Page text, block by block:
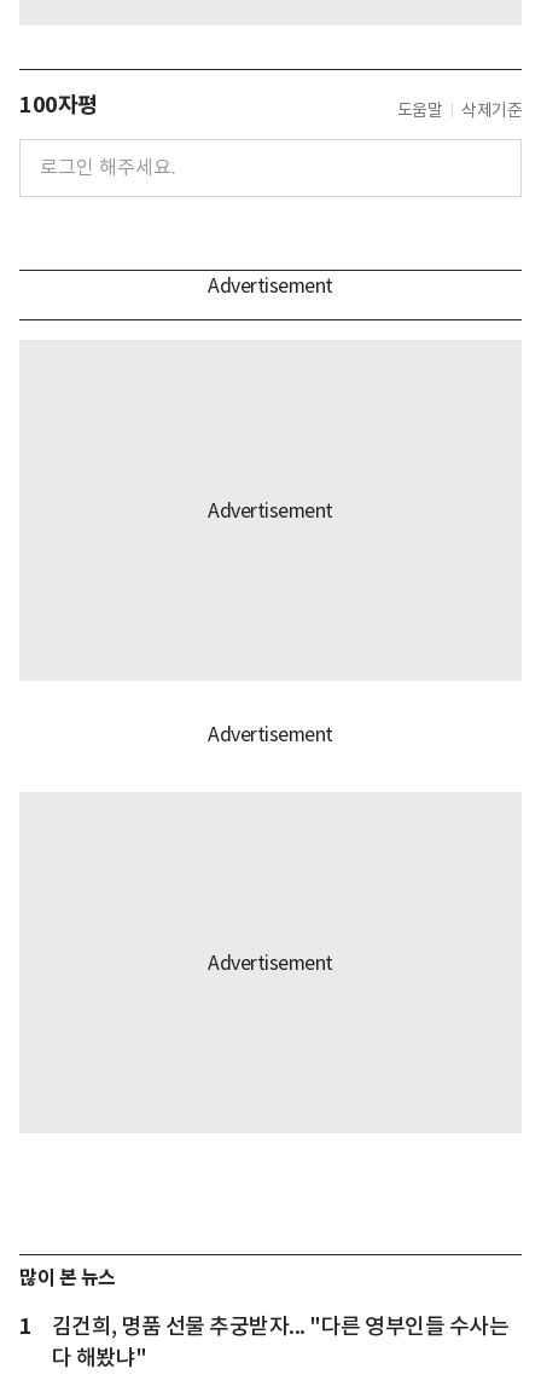
100자평 도움말 삭제기준
많이 본 뉴스
1
김건희, 명품 선물 추궁받자... "다른 영부인들 수사는
다 해봤냐"